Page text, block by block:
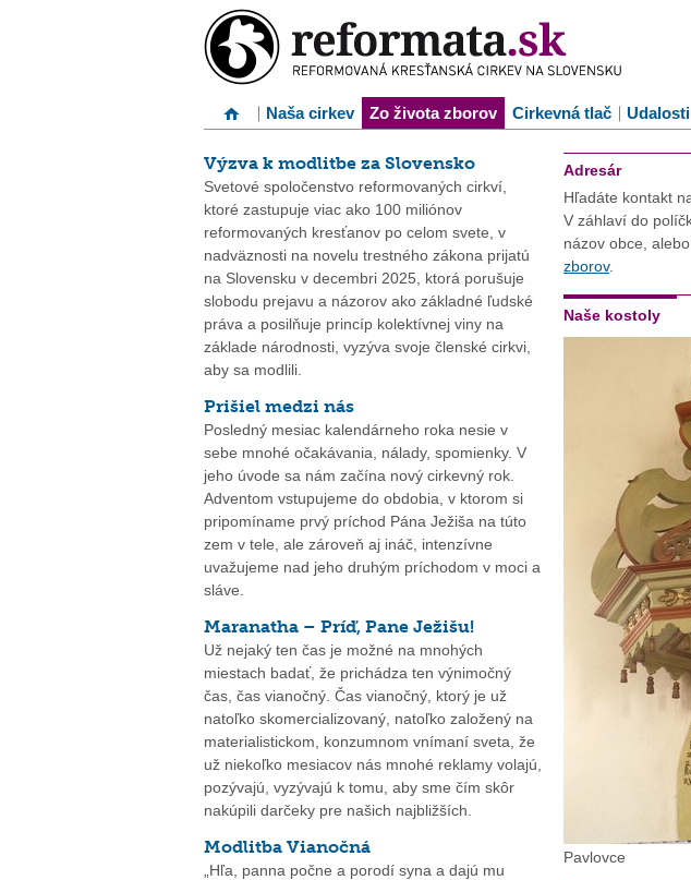
Naša cirkev Zo života zborov Cirkevná tlač Udalosti
Výzva k modlitbe za Slovensko
Svetové spoločenstvo reformovaných cirkví,
ktoré zastupuje viac ako 100 miliónov
reformovaných kresťanov po celom svete, v
nadväznosti na novelu trestného zákona prijatú
na Slovensku v decembri 2025, ktorá porušuje
slobodu prejavu a názorov ako základné ľudské
práva a posilňuje princíp kolektívnej viny na
základe národnosti, vyzýva svoje členské cirkvi,
aby sa modlili.
Prišiel medzi nás
Posledný mesiac kalendárneho roka nesie v
sebe mnohé očakávania, nálady, spomienky. V
jeho úvode sa nám začína nový cirkevný rok.
Adventom vstupujeme do obdobia, v ktorom si
pripomíname prvý príchod Pána Ježiša na túto
zem v tele, ale zároveň aj ináč, intenzívne
uvažujeme nad jeho druhým príchodom v moci a
sláve.
Maranatha – Príď, Pane Ježišu!
Už nejaký ten čas je možné na mnohých
miestach badať, že prichádza ten výnimočný
čas, čas vianočný. Čas vianočný, ktorý je už
natoľko skomercializovaný, natoľko založený na
materialistickom, konzumnom vnímaní sveta, že
už niekoľko mesiacov nás mnohé reklamy volajú,
pozývajú, vyzývajú k tomu, aby sme čím skôr
nakúpili darčeky pre našich najbližších.
Modlitba Vianočná
„Hľa, panna počne a porodí syna a dajú mu
Adresár
Hľadáte kontakt
V záhlaví do
názov obce,
zborov.
Naše kostoly
Pavlovce